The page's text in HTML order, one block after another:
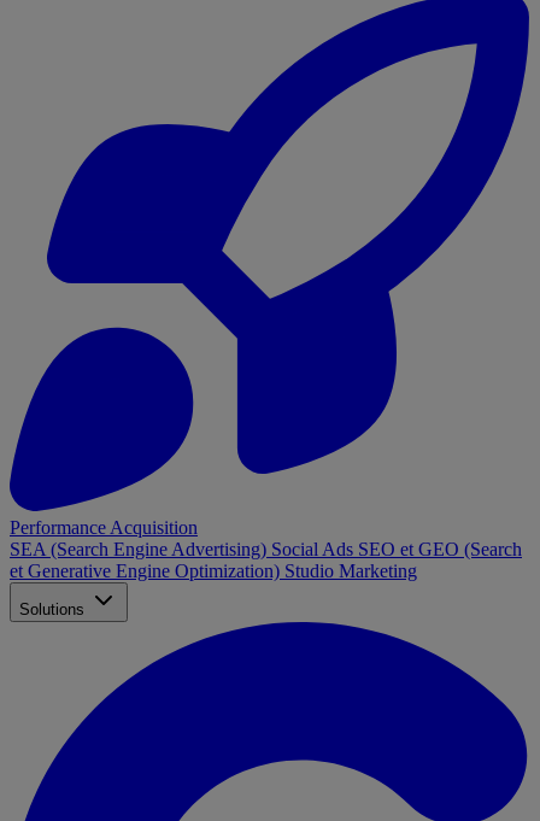
Performance Acquisition
SEA (Search Engine Advertising) Social Ads SEO et GEO (Search
et Generative Engine Optimization) Studio Marketing
Solutions